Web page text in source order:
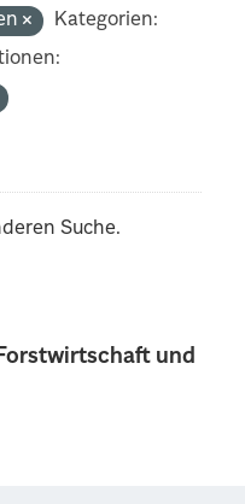
und
Kategorien:
Suche.